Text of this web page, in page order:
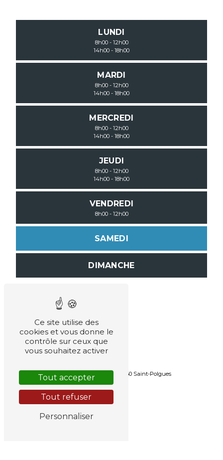
LUNDI
8h00 - 12h00
14h00 - 18h00
MARDI
8h00 - 12h00
14h00 - 18h00
MERCREDI
8h00 - 12h00
14h00 - 18h00
JEUDI
8h00 - 12h00
14h00 - 18h00
VENDREDI
8h00 - 12h00
SAMEDI
DIMANCHE
ADRESSE
42260 Lieu-dit La Gare 42260 Saint-Polgues
Ce site utilise des
cookies et vous donne le
contrôle sur ceux que
vous souhaitez activer
Tout accepter
Tout refuser
Personnaliser